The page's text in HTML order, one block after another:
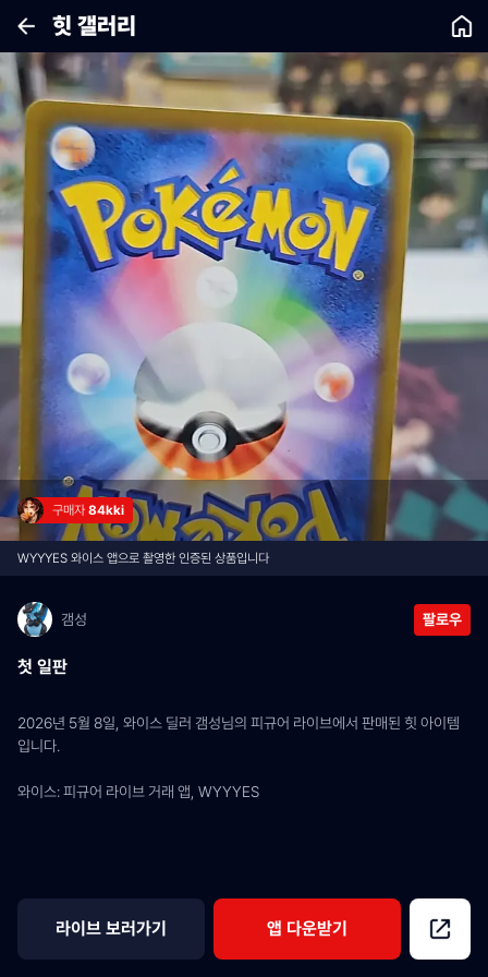
힛 갤러리
구매자 84kki
WYYYES 와이스 앱으로 촬영한 인증된 상품입니다
갬성 팔로우
첫 일판
2026년 5월 8일, 와이스 딜러 갬성님의 피규어 라이브에서 판매된 힛 아이템
입니다.
와이스: 피규어 라이브 거래 앱, WYYYES
라이브 보러가기 앱 다운받기